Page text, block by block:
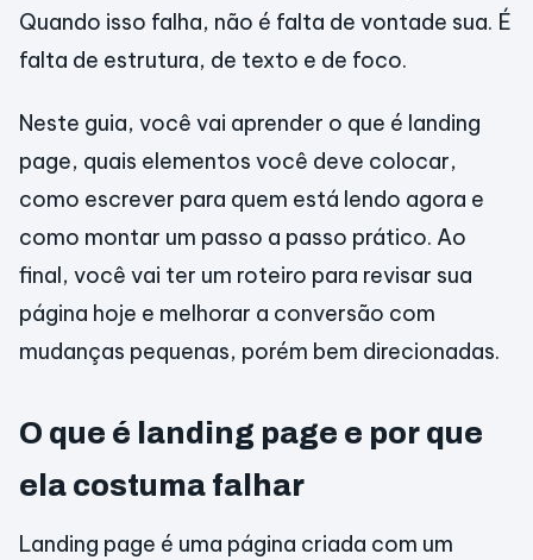
Quando isso falha, não é falta de vontade sua. É
falta de estrutura, de texto e de foco.
Neste guia, você vai aprender o que é landing
page, quais elementos você deve colocar,
como escrever para quem está lendo agora e
como montar um passo a passo prático. Ao
final, você vai ter um roteiro para revisar sua
página hoje e melhorar a conversão com
mudanças pequenas, porém bem direcionadas.
O que é landing page e por que
ela costuma falhar
Landing page é uma página criada com um